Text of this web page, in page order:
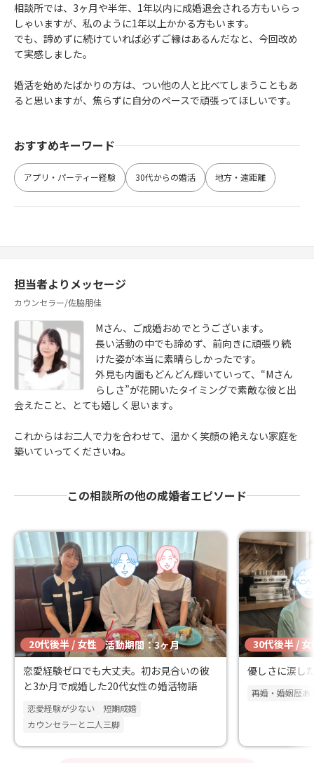
相談所では、3ヶ月や半年、1年以内に成婚退会される方もいらっ
しゃいますが、私のように1年以上かかる方もいます。
でも、諦めずに続けていれば必ずご縁はあるんだなと、今回改め
て実感しました。
婚活を始めたばかりの方は、つい他の人と比べてしまうこともあ
ると思いますが、焦らずに自分のペースで頑張ってほしいです。
おすすめキーワード
アプリ・パーティー経験 30代からの婚活 地方・遠距離
担当者よりメッセージ
カウンセラー/佐脇朋佳
Mさん、ご成婚おめでとうございます。
長い活動の中でも諦めず、前向きに頑張り続
けた姿が本当に素晴らしかったです。
外見も内面もどんどん輝いていって、“Mさん
らしさ”が花開いたタイミングで素敵な彼と出
会えたこと、とても嬉しく思います。
これからはお二人で力を合わせて、温かく笑顔の絶えない家庭を
築いていってくださいね。
この相談所の他の成婚者エピソード
20代後半 / 女性 活動期間：3ヶ月
恋愛経験ゼロでも大丈夫。初お見合いの彼
と3か月で成婚した20代女性の婚活物語
恋愛経験が少ない
短期成婚
カウンセラーと二人三脚
30代後半 / 女
優しさに涙し
再婚・婚姻歴あ